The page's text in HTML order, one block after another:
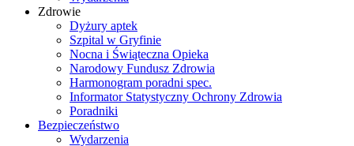
Zdrowie
Dyżury aptek
Szpital w Gryfinie
Nocna i Świąteczna Opieka
Narodowy Fundusz Zdrowia
Harmonogram poradni spec.
Informator Statystyczny Ochrony Zdrowia
Poradniki
Bezpieczeństwo
Wydarzenia